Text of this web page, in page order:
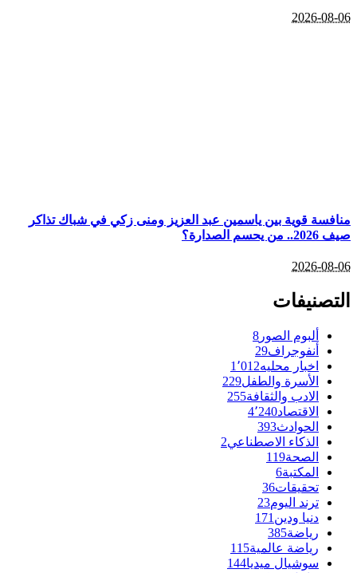
2026-08-06
منافسة قوية بين ياسمين عبد العزيز ومنى زكي في شباك تذاكر
صيف 2026.. من يحسم الصدارة؟
2026-08-06
التصنيفات
ألبوم الصور 8
أنفوجراف29
اخبار محليه1٬012
الأسرة والطفل229
الادب والثقافة255
الاقتصاد4٬240
الحوادث393
الذكاء الاصطناعي2
الصحة119
المكتبة6
تحقيقات36
ترند اليوم23
دنيا ودين 171
رياضة385
رياضة عالمية115
سوشيال ميديا144